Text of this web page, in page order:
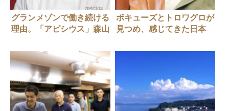
グランメゾンで働き続ける
理由。「アピシウス」森山
ボキューズとトロワグロが
見つめ、感じてきた日本